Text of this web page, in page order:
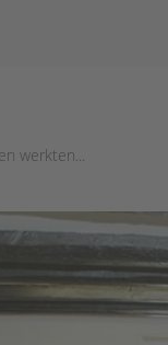
werkten...